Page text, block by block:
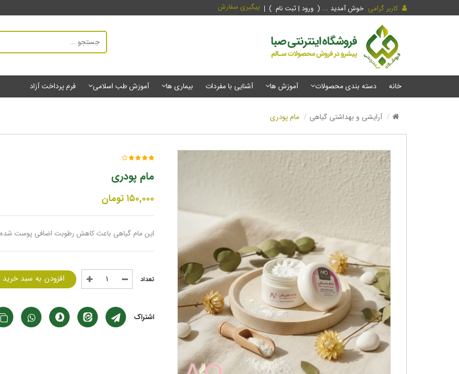
کاربر گرامی خوش آمدید ... ( ورود | ثبت نام ) پیگیری سفارش
خانه دسته بندی محصولات آموزش ها آشنایی با مفردات بیماری ها آموزش طب اسلامی فرم پرداخت آزاد
آرایشی و بهداشتی گیاهی مام پودری
مام پودری
۱۵۰,۰۰۰تومان
این مام گیاهی باعث کاهش رطوبت اضافی پوست شده
افزودن به سبد خرید
اشتراک